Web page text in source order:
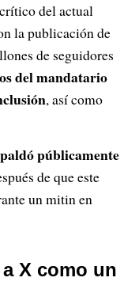
del actual
la publicación de
de seguidores
del mandatario
, así como
públicamente
de que este
un mitin en
X como un